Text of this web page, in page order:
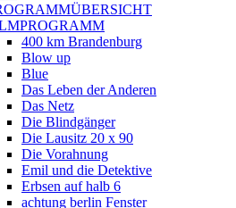
400 km Brandenburg
Blow up
Blue
Das Leben der Anderen
Das Netz
Die Blindgänger
Die Lausitz 20 x 90
Die Vorahnung
Emil und die Detektive
Erbsen auf halb 6
achtung berlin Fenster